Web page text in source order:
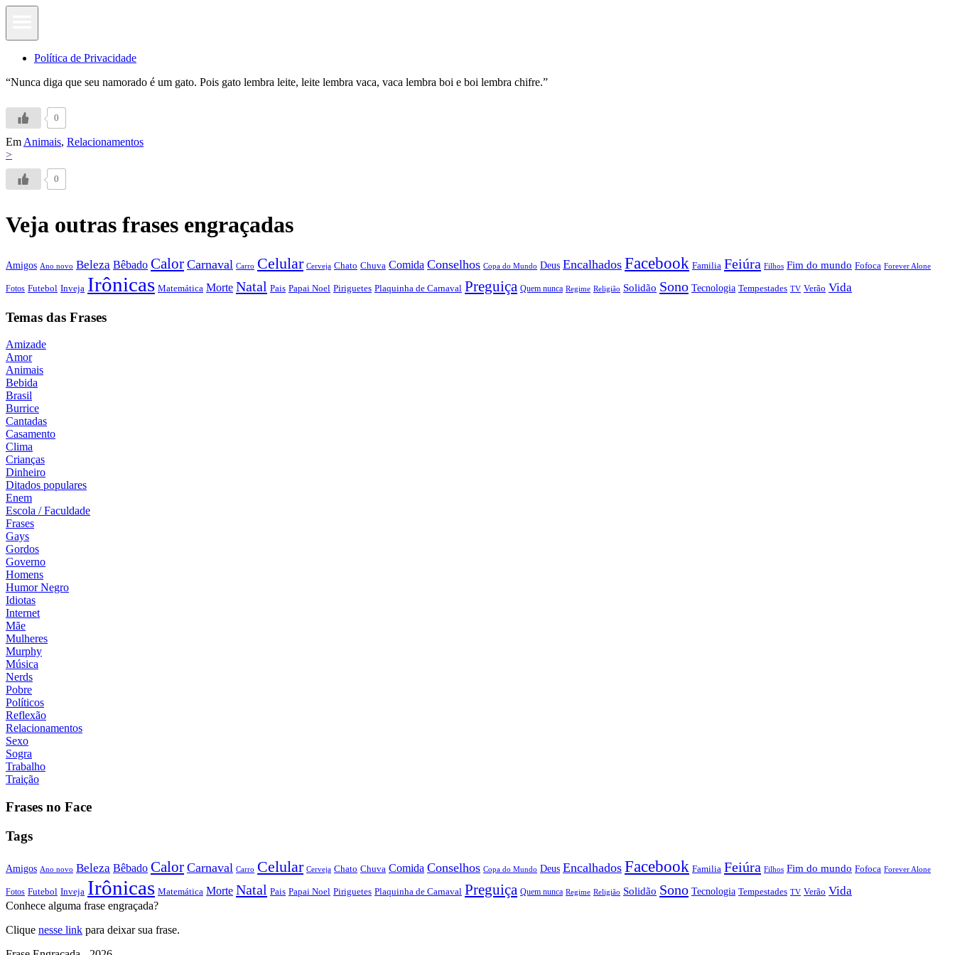
Política de Privacidade
“Nunca diga que seu namorado é um gato. Pois gato lembra leite, leite lembra vaca, vaca lembra boi e boi lembra chifre.”
0
Em Animais, Relacionamentos
>
0
Veja outras frases engraçadas
Amigos Ano novo Beleza Bêbado Calor Carnaval Carro Celular Cerveja Chato Chuva Comida Conselhos Copa do Mundo Deus Encalhados Facebook Familia Feiúra Filhos Fim do mundo Fofoca Forever Alone
Fotos Futebol Inveja Irônicas Matemática Morte Natal Pais Papai Noel Piriguetes Plaquinha de Carnaval Preguiça Quem nunca Regime Religião Solidão Sono Tecnologia Tempestades TV Verão Vida
Temas das Frases
Amizade
Amor
Animais
Bebida
Brasil
Burrice
Cantadas
Casamento
Clima
Crianças
Dinheiro
Ditados populares
Enem
Escola / Faculdade
Frases
Gays
Gordos
Governo
Homens
Humor Negro
Idiotas
Internet
Mãe
Mulheres
Murphy
Música
Nerds
Pobre
Políticos
Reflexão
Relacionamentos
Sexo
Sogra
Trabalho
Traição
Frases no Face
Tags
Amigos Ano novo Beleza Bêbado Calor Carnaval Carro Celular Cerveja Chato Chuva Comida Conselhos Copa do Mundo Deus Encalhados Facebook Familia Feiúra Filhos Fim do mundo Fofoca Forever Alone
Fotos Futebol Inveja Irônicas Matemática Morte Natal Pais Papai Noel Piriguetes Plaquinha de Carnaval Preguiça Quem nunca Regime Religião Solidão Sono Tecnologia Tempestades TV Verão Vida
Conhece alguma frase engraçada?
Clique nesse link para deixar sua frase.